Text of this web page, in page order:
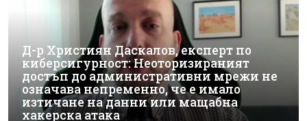
Д-р Християн Даскалов, експерт по
киберсигурност: Неоторизираният
достъп до административни мрежи не
означава непременно, че е имало
изтичане на данни или мащабна
хакерска атака